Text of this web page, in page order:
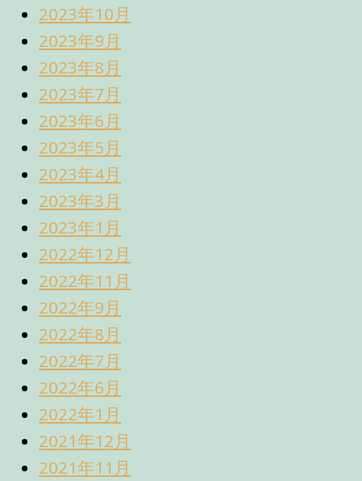
2023年10月
2023年9月
2023年8月
2023年7月
2023年6月
2023年5月
2023年4月
2023年3月
2023年1月
2022年12月
2022年11月
2022年9月
2022年8月
2022年7月
2022年6月
2022年1月
2021年12月
2021年11月